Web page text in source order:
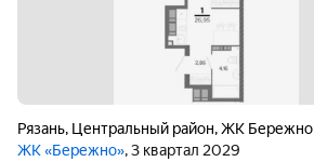
Рязань, Центральный район,ЖК Бережно
ЖК «Бережно», 3 квартал 2029